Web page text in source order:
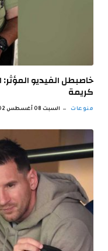
خاصبطل الفيديو
كريمة
منوعات السبت 08 أغسطس 8:02 م